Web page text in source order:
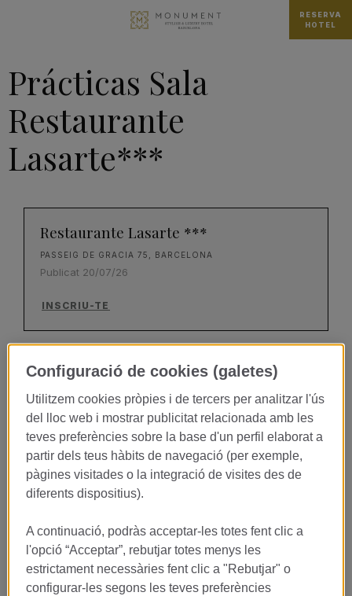
RESERVA
HOTEL
Prácticas Sala
Restaurante
Lasarte***
Restaurante Lasarte ***
PASSEIG DE GRACIA 75, BARCELONA
Publicat 20/07/26
INSCRIU-TE
Vive la excelencia del servicio en
uno de los mejores restaurantes
gastronómicos del mundo
En elRestaurante Lasarte, galardonado con3 Estrellas
Michelin y dirigido por Martín Berasategui, buscamos
estudiantes apasionados por la hospitalidad y la gastronomía
para incorporarse en prácticas al equipo de sala.
Si sueñas con desarrollar tu carrera en la restauración de lujo y
aprender cómo se crea una experiencia gastronómica de nivel
internacional, esta es una oportunidad única para crecer junto a
grandes profesionales del sector.
Configuració de cookies (galetes)
Utilitzem cookies pròpies i de tercers per analitzar l'ús
del lloc web i mostrar publicitat relacionada amb les
teves preferències sobre la base d'un perfil elaborat a
partir dels teus hàbits de navegació (per exemple,
pàgines visitades o la integració de visites des de
diferents dispositius).
A continuació, podràs acceptar-les totes fent clic a
l'opció “Acceptar”, rebutjar totes menys les
estrictament necessàries fent clic a "Rebutjar" o
configurar-les segons les teves preferències